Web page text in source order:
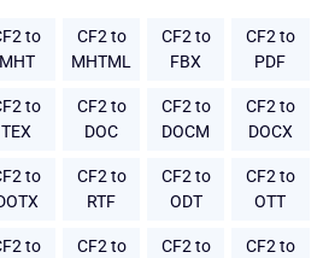
to
MHT
CF2 to
MHTML
CF2 to
FBX
CF2 to
PDF
to
TEX
CF2 to
DOC
CF2 to
DOCM
CF2 to
DOCX
to
CF2 to
RTF
CF2 to
ODT
CF2 to
OTT
to
CF2 to
CF2 to
CF2 to